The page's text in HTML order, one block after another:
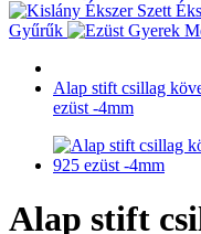
Gyűrűk
Alap stift csillag
ezüst -4mm
Alap stift